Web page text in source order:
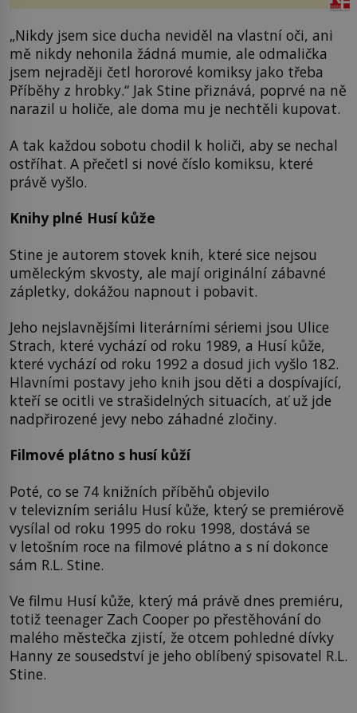
„Nikdy jsem sice ducha neviděl na vlastní oči, ani
mě nikdy nehonila žádná mumie, ale odmalička
jsem nejraději četl hororové komiksy jako třeba
Příběhy z hrobky.“ Jak Stine přiznává, poprvé na ně
narazil u holiče, ale doma mu je nechtěli kupovat.
A tak každou sobotu chodil k holiči, aby se nechal
ostříhat. A přečetl si nové číslo komiksu, které
právě vyšlo.
Knihy plné Husí kůže
Stine je autorem stovek knih, které sice nejsou
uměleckým skvosty, ale mají originální zábavné
zápletky, dokážou napnout i pobavit.
Jeho nejslavnějšími literárními sériemi jsou Ulice
Strach, které vychází od roku 1989, a Husí kůže,
které vychází od roku 1992 a dosud jich vyšlo 182.
Hlavními postavy jeho knih jsou děti a dospívající,
kteří se ocitli ve strašidelných situacích, ať už jde
nadpřirozené jevy nebo záhadné zločiny.
Filmové plátno s husí kůží
Poté, co se 74 knižních příběhů objevilo
v televizním seriálu Husí kůže, který se premiérově
vysílal od roku 1995 do roku 1998, dostává se
v letošním roce na filmové plátno a s ní dokonce
sám R.L. Stine.
Ve filmu Husí kůže, který má právě dnes premiéru,
totiž teenager Zach Cooper po přestěhování do
malého městečka zjistí, že otcem pohledné dívky
Hanny ze sousedství je jeho oblíbený spisovatel R.L.
Stine.